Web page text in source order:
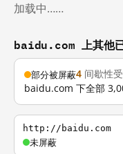
加载中……
baidu.com 上其他
部分被屏蔽4 间歇性
baidu.com 下全部
http://baidu.com
未屏蔽